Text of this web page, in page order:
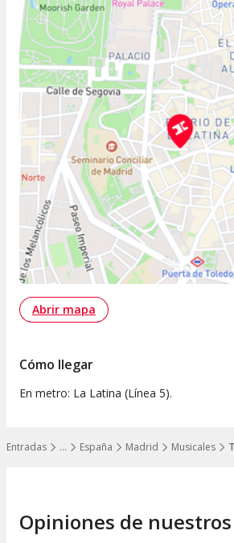
…
Mostrar todos los niveles
Entradas España Madrid Musicales
Abrir mapa
Cómo llegar
En metro: La Latina (Línea 5).
Opiniones de